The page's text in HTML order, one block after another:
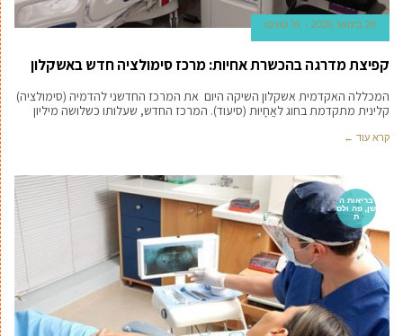
26 בינואר 2026 גל טוויטו
קפיצת מדרגה בהכשרת אחיות: מרכז סימולציה חדש באשקלון
המכללה האקדמית אשקלון השיקה היום את המרכז החדשני להדמיה (סימולציה)
קלינית מתקדמת בחוג לאֲחָיוּת (סיעוד). המרכז החדש, שעלותו כשלושה מיליון
קרא עוד ←
בריאות ה
שן, פה ולס
ת